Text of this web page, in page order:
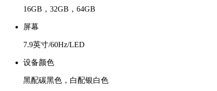
16GB，32GB，64GB
屏幕
7.9英寸/60Hz/LED
设备颜色
黑配碳黑色，白配银白色